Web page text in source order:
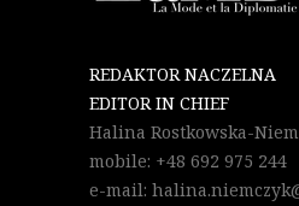
REDAKTOR NACZELNA
EDITOR IN CHIEF
Halina Rostkowska-
mobile: +48 692 975 244
e-mail: